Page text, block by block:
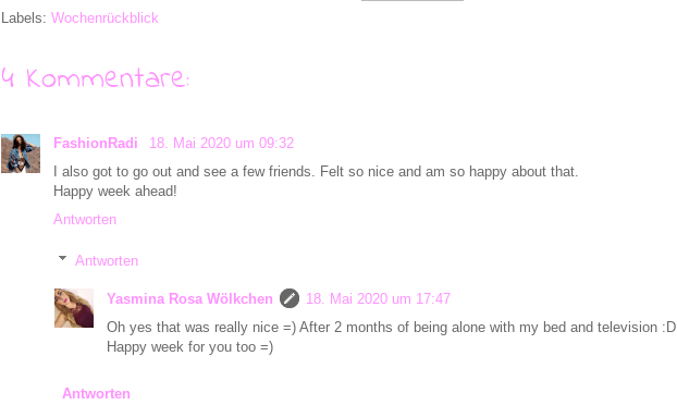
Labels: Wochenrückblick
4 Kommentare:
FashionRadi
18. Mai 2020 um 09:32
I also got to go out and see a few friends. Felt so nice and am so happy about that.
Happy week ahead!
Antworten
Antworten
Yasmina Rosa Wölkchen
18. Mai 2020 um 17:47
Oh yes that was really nice =) After 2 months of being alone with my bed and television :D
Happy week for you too =)
Antworten